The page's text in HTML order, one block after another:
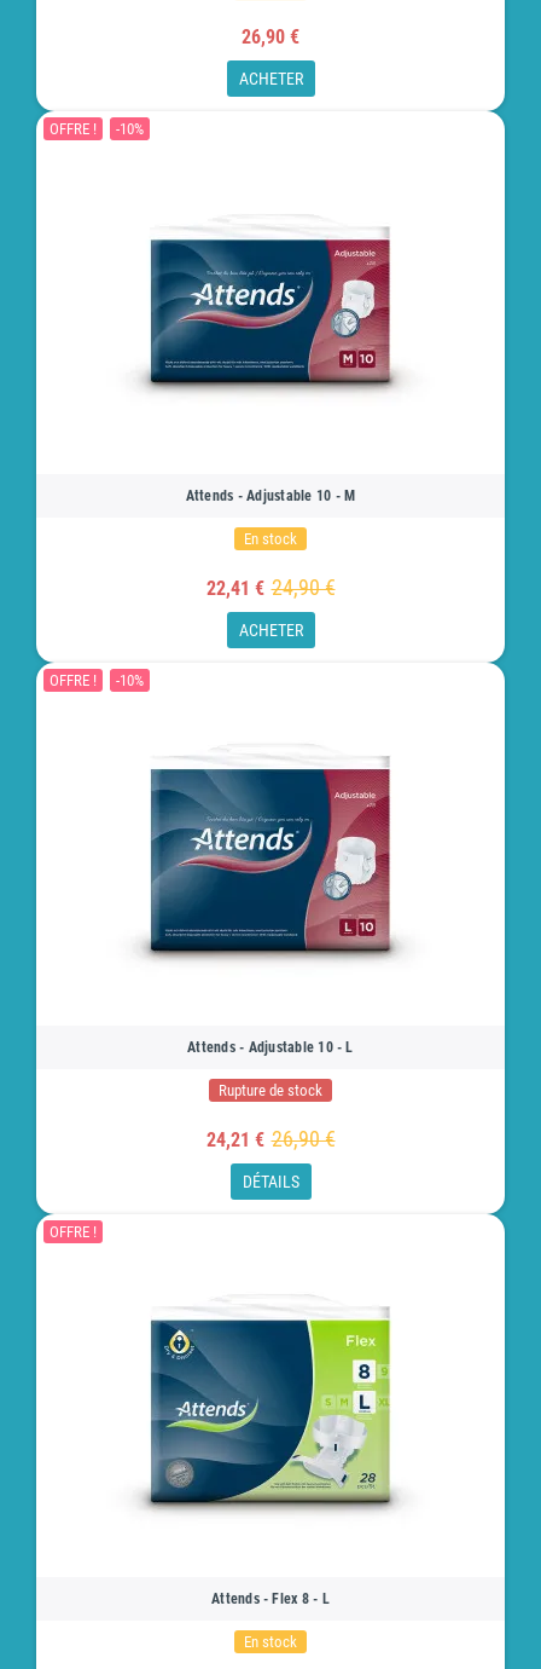
26,90 €
ACHETER
OFFRE ! -10%
Attends - Adjustable 10 - M
En stock
22,41 € 24,90 €
ACHETER
OFFRE ! -10%
Attends - Adjustable 10 - L
Rupture de stock
24,21 € 26,90 €
DÉTAILS
OFFRE !
Attends - Flex 8 - L
En stock